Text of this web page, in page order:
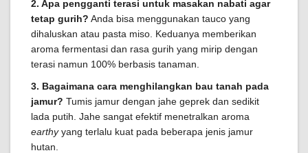
2. Apa pengganti terasi untuk masakan nabati agar
tetap gurih? Anda bisa menggunakan tauco yang
dihaluskan atau pasta miso. Keduanya memberikan
aroma fermentasi dan rasa gurih yang mirip dengan
terasi namun 100% berbasis tanaman.
3. Bagaimana cara menghilangkan bau tanah pada
jamur? Tumis jamur dengan jahe geprek dan sedikit
lada putih. Jahe sangat efektif menetralkan aroma
earthyyang terlalu kuat pada beberapa jenis jamur
hutan.